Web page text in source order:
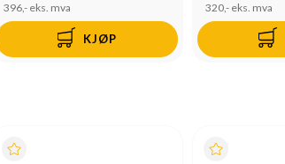
396,- eks. mva
KJØP
320,- eks. mva